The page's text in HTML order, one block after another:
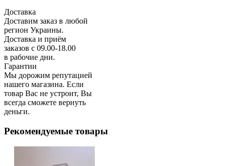
Доставка
Доставим заказ в любой
регион Украины.
Доставка и приём
заказов с 09.00-18.00
в рабочие дни.
Гарантии
Мы дорожим репутацией
нашего магазина. Если
товар Вас не устроит, Вы
всегда сможете вернуть
деньги.
Рекомендуемые товары